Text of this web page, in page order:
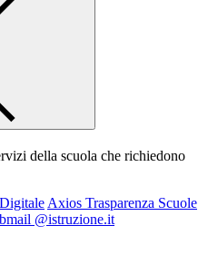
della scuola che richiedono
Axios Trasparenza Scuole
@istruzione.it